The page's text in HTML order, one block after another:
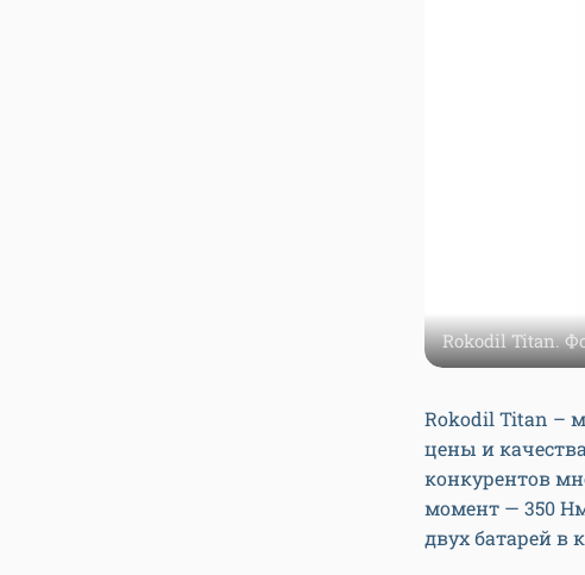
Rokodil Titan.
Rokodil Titan –
цены и
конкурентов
момент — 350
двух батарей в